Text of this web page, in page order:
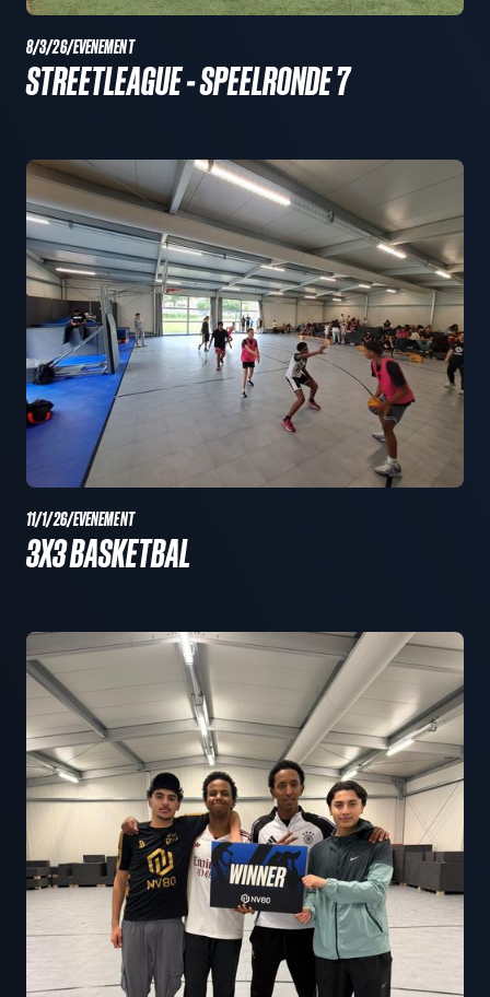
8/3/26/EVENEMENT
STREETLEAGUE - SPEELRONDE 7
11/1/26/EVENEMENT
3X3 BASKETBAL